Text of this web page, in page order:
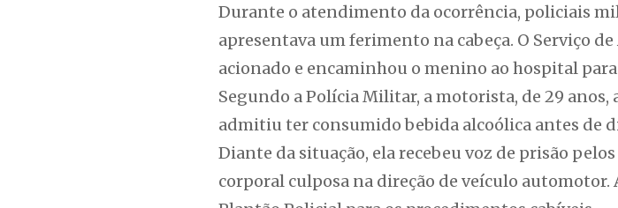
Durante o atendimento da ocorrência, policiais
apresentava um ferimento na cabeça. O Serviço
acionado e encaminhou o menino ao hospital
Segundo a Polícia Militar, a motorista, de 29
admitiu ter consumido bebida alcoólica antes de
Diante da situação, ela recebeu voz de prisão
corporal culposa na direção de veículo